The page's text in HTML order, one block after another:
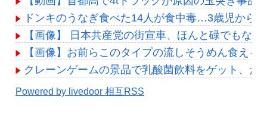
ドンキのうなぎ食べた14人が食中毒…3歳児から
【画像】 日本共産党の街宣車、ほんと碌でもない
【画像】お前らこのタイプの流しそうめん食える
クレーンゲームの景品で乳酸菌飲料をゲット、
Powered by livedoor 相互RSS